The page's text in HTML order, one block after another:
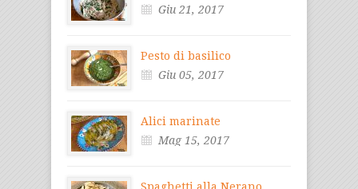
Giu 21, 2017
Pesto di basilico
Giu 05, 2017
Alici marinate
Mag 15, 2017
Spaghetti alla Nerano